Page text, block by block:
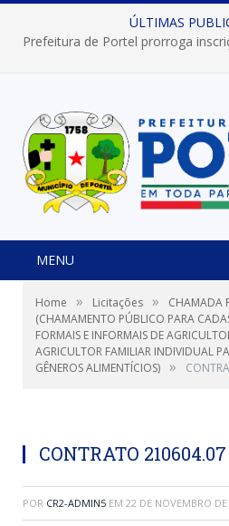
ÚLTIMAS
MENU
Home » Licitações »
CHAMADA
(CHAMAMENTO PÚBLICO PARA
FORMAIS E INFORMAIS DE
AGRICULTOR FAMILIAR INDIVIDUAL
GÊNEROS ALIMENTÍCIOS) »
CONTRATO 210604.07
POR CR2-ADMIN5 EM 22 DE NOVEMBRO